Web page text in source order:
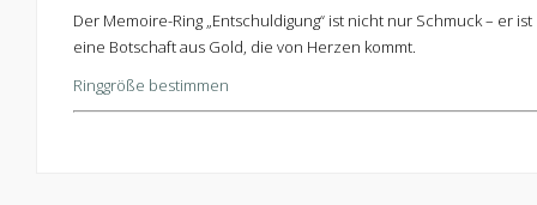
Der Memoire-Ring „Entschuldigung“ ist nicht nur Schmuck – er ist
eine Botschaft aus Gold, die von Herzen kommt.
Ringgröße bestimmen